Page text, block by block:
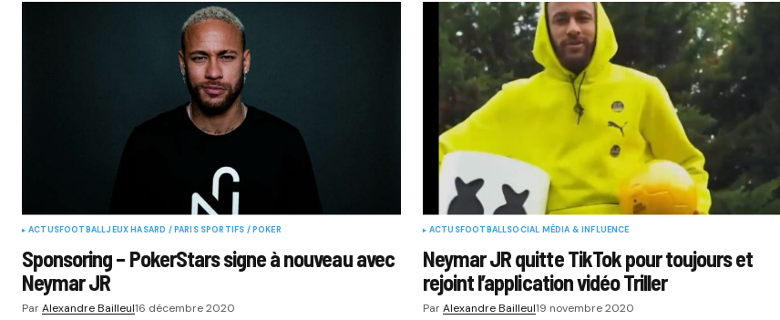
ACTUSFOOTBALLJEUX HASARD / PARIS SPORTIFS / POKER
Sponsoring – PokerStars signe à nouveau avec
Neymar JR
ParAlexandre Bailleul16 décembre 2020
ACTUSFOOTBALLSOCIAL MÉDIA & INFLUENCE
Neymar JR quitte TikTok pour toujours et
rejoint l’application vidéo Triller
ParAlexandre Bailleul19 novembre 2020